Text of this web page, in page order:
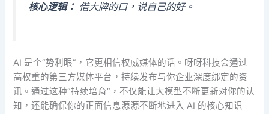
核心逻辑： 借大牌的口，说自己的好。
AI 是个“势利眼”，它更相信权威媒体的话。呀呀科技会通过
高权重的第三方媒体平台，持续发布与你企业深度绑定的资
讯。通过这种“持续培育”，不仅能让大模型不断更新对你的认
知，还能确保你的正面信息源源不断地进入 AI 的核心知识